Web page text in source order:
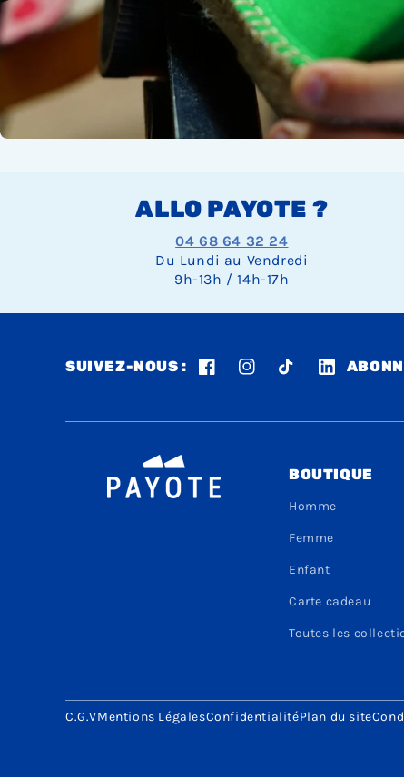
ALLO PAYOTE ?
04 68 64 32 24
Du Lundi au Vendredi
9h-13h / 14h-17h
SUIVEZ-NOUS : FacebookInstagramTikTok LinkedIn
BOUTIQUE
Homme
Femme
Enfant
Carte cadeau
Toutes les
C.G.VMentions LégalesConfidentialitéPlan du site